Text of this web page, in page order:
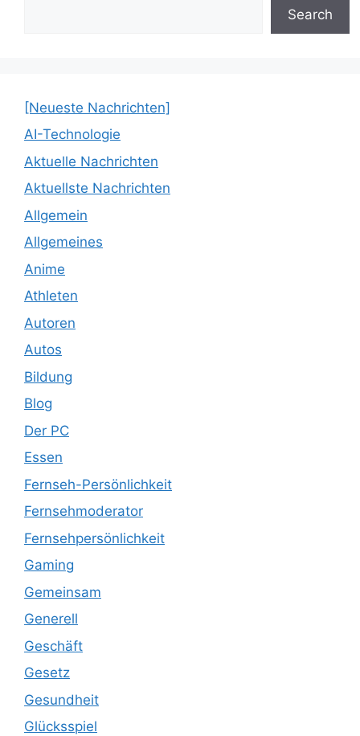
Search
[Neueste Nachrichten]
AI-Technologie
Aktuelle Nachrichten
Aktuellste Nachrichten
Allgemein
Allgemeines
Anime
Athleten
Autoren
Autos
Bildung
Blog
Der PC
Essen
Fernseh-Persönlichkeit
Fernsehmoderator
Fernsehpersönlichkeit
Gaming
Gemeinsam
Generell
Geschäft
Gesetz
Gesundheit
Glücksspiel